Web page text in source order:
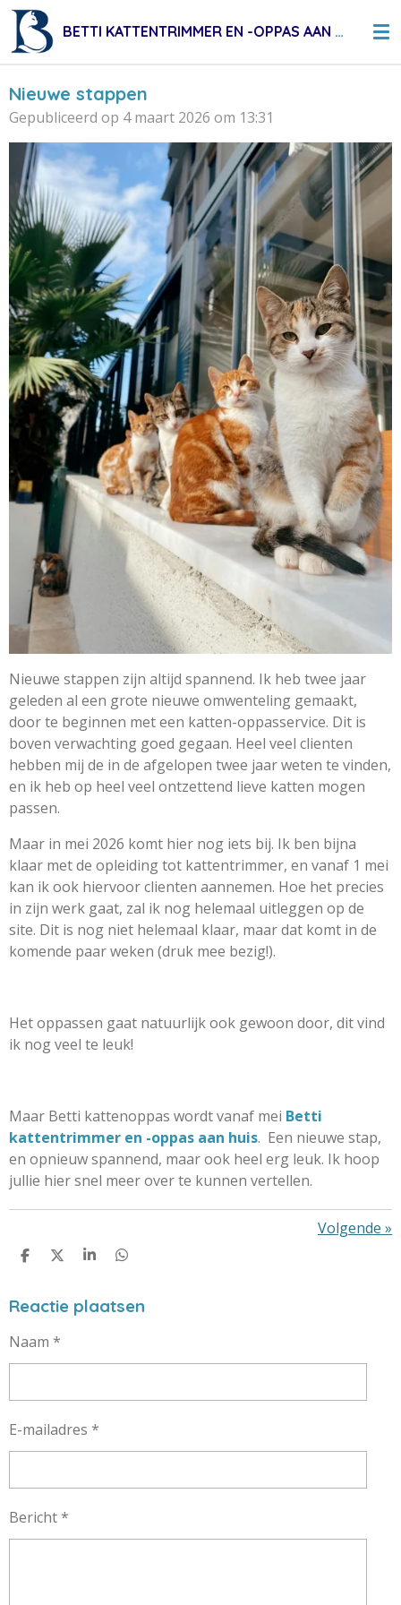
Ga
direct
hoofdinhoud
BETTI KATTENTRIMMER EN -OPPAS AAN HUIS
Nieuwe stappen
Gepubliceerd op 4 maart 2026 om 13:31
Nieuwe stappen zijn altijd spannend. Ik heb twee jaar
geleden al een grote nieuwe omwenteling gemaakt,
door te beginnen met een katten-oppasservice. Dit is
boven verwachting goed gegaan. Heel veel clienten
hebben mij de in de afgelopen twee jaar weten te vinden,
en ik heb op heel veel ontzettend lieve katten mogen
passen.
Maar in mei 2026 komt hier nog iets bij. Ik ben bijna
klaar met de opleiding tot kattentrimmer, en vanaf 1 mei
kan ik ook hiervoor clienten aannemen. Hoe het precies
in zijn werk gaat, zal ik nog helemaal uitleggen op de
site. Dit is nog niet helemaal klaar, maar dat komt in de
komende paar weken (druk mee bezig!).
Het oppassen gaat natuurlijk ook gewoon door, dit vind
ik nog veel te leuk!
Maar Betti kattenoppas wordt vanaf mei Betti
kattentrimmer en -oppas aan huis. Een nieuwe stap,
en opnieuw spannend, maar ook heel erg leuk. Ik hoop
jullie hier snel meer over te kunnen vertellen.
Volgende »
D
E
N
D
L
S
R
E
D
E
N
Reactie plaatsen
Naam *
E-mailadres *
Bericht *